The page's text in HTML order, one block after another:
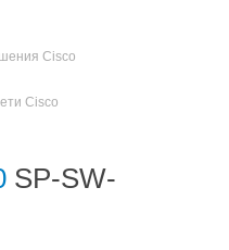
Cisco
Cisco
SP-SW-